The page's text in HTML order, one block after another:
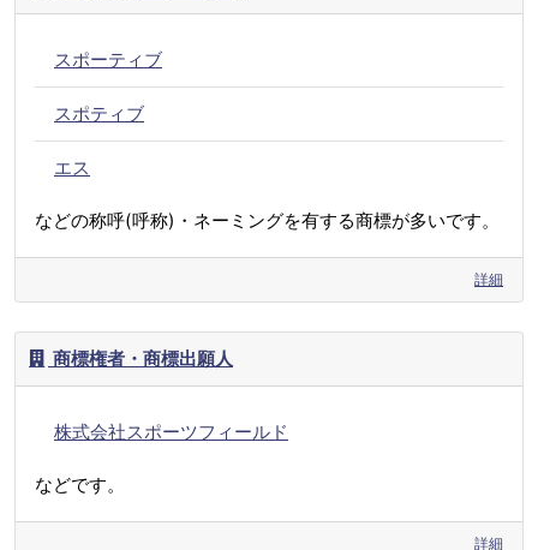
スポーティブ
スポティブ
エス
などの称呼(呼称)・ネーミングを有する商標が多いです。
詳細
商標権者・商標出願人
株式会社スポーツフィールド
などです。
詳細